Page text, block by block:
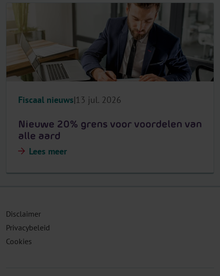
Fiscaal nieuws 13 jul. 2026
Nieuwe 20% grens voor voordelen van
alle aard
Lees meer
Disclaimer
Privacybeleid
Cookies